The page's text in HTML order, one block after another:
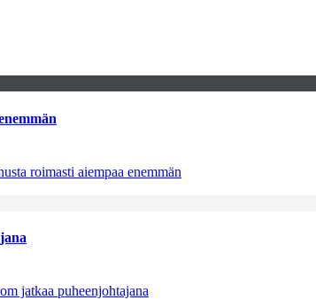
roimasti aiempaa enemmän
jatkaa puheenjohtajana